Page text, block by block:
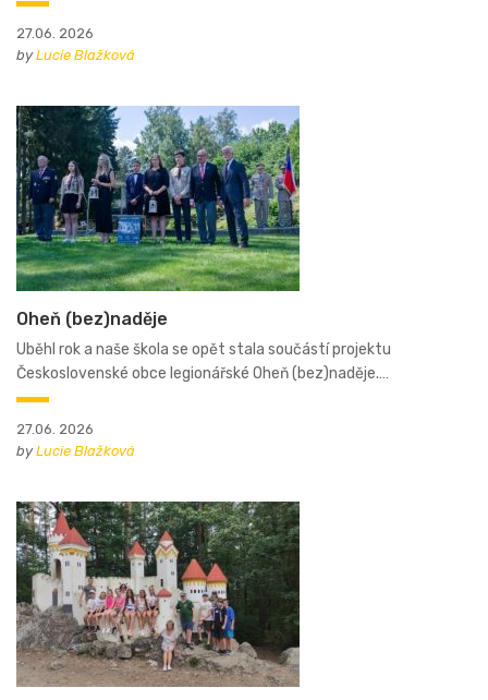
27.06. 2026
byLucie Blažková
Oheň (bez)naděje
Uběhl rok a naše škola se opět stala součástí projektu
Československé obce legionářské Oheň (bez)naděje.…
27.06. 2026
byLucie Blažková